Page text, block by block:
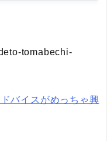
tomabechi-
バイスがめっちゃ興